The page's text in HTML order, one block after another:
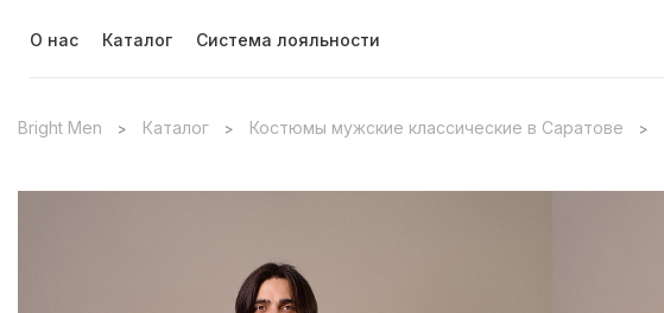
О нас Каталог Система лояльности
Bright Men > Каталог > Костюмы мужские классические в Саратове >